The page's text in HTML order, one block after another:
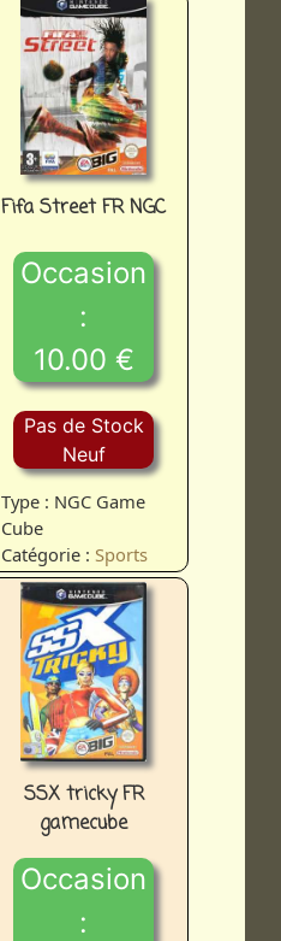
Fifa Street FR NGC
Occasion
:
10.00 €
Pas de Stock
Neuf
Type : NGC Game
Cube
Catégorie : Sports
SSX tricky FR
gamecube
Occasion
: